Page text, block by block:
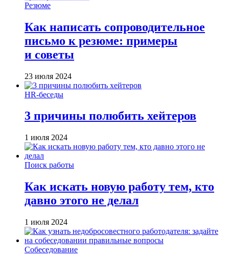
Резюме
Как написать сопроводительное
письмо к резюме: примеры
и советы
23 июля 2024
HR-беседы
3 причины полюбить хейтеров
1 июля 2024
Поиск работы
Как искать новую работу тем, кто
давно этого не делал
1 июля 2024
Собеседование